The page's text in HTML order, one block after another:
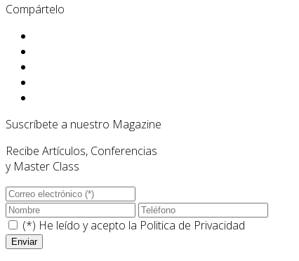
Compártelo
Suscríbete a nuestro Magazine
Recibe Artículos, Conferencias
y Master Class
(*) He leído y acepto la Politica de Privacidad